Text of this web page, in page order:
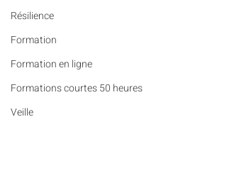
Résilience
Formation
Formation en ligne
Formations courtes 50 heures
Veille